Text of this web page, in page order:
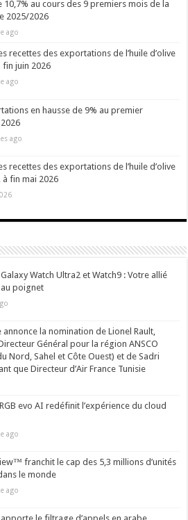
10,7% au cours des 9 premiers mois de la
2025/2026
ago
recettes des exportations de l’huile d’olive
fin juin 2026
ago
en hausse de 9% au premier
ago
recettes des exportations de l’huile d’olive
à fin mai 2026
Watch Ultra2 et Watch9 : Votre allié
poignet
annonce la nomination de Lionel Rault,
Général pour la région ANSCO
Nord, Sahel et Côte Ouest) et de Sadri
que Directeur d’Air France Tunisie
evo AI redéfinit l’expérience du cloud
ago
franchit le cap des 5,3 millions d’unités
le monde
ago